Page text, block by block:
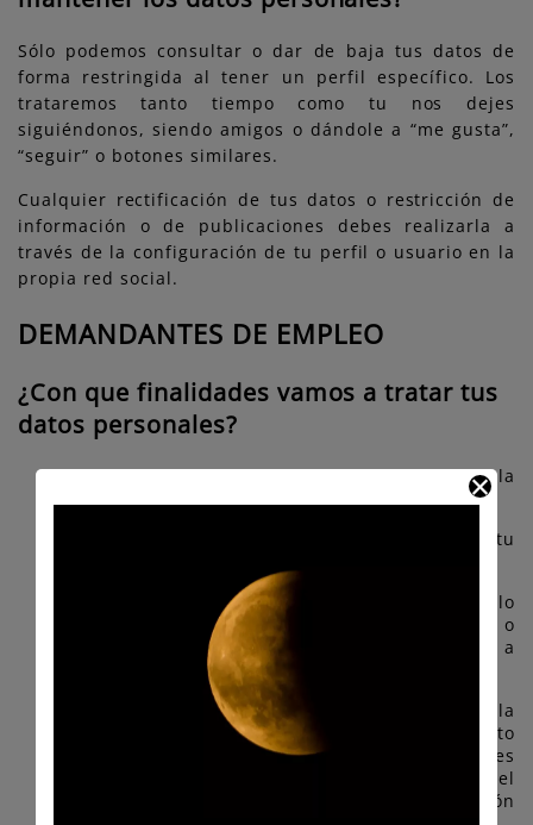
Sólo podemos consultar o dar de baja tus datos de
forma restringida al tener un perfil específico. Los
trataremos tanto tiempo como tu nos dejes
siguiéndonos, siendo amigos o dándole a “me gusta”,
“seguir” o botones similares.
Cualquier rectificación de tus datos o restricción de
información o de publicaciones debes realizarla a
través de la configuración de tu perfil o usuario en la
propia red social.
DEMANDANTES DE EMPLEO
¿Con que finalidades vamos a tratar tus
datos personales?
Organización de procesos de selección para la
Citarte para entrevistas de trabajo y evaluar tu
Si nos has dado tu consentimiento, se lo
podremos ceder a empresas colaboradoras o
afines, con el único objetivo de ayudarte a
encontrar empleo.
Si marcas el checkbox de aceptación de la
política de privacidad, nos das tu consentimiento
para ceder tu solicitud de empleo a las entidades
que componen el grupo de empresas con el
objetivo de incluirte en sus procesos de selección